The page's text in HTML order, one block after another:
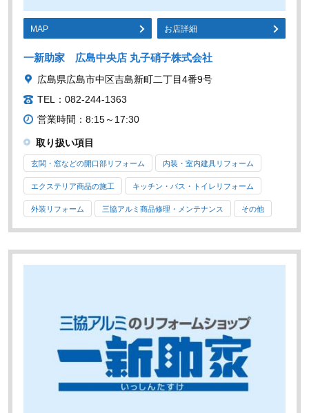
MAP お店詳細
一新助家 広島中央店 丸子硝子株式会社
広島県広島市中区吉島新町二丁目4番9号
TEL：082-244-1363
営業時間：8:15～17:30
取り扱い項目
玄関・窓などの開口部リフォーム 内装・室内建具リフォーム
エクステリア商品の施工 キッチン・バス・トイレリフォーム
外装リフォーム 三協アルミ商品修理・メンテナンス その他